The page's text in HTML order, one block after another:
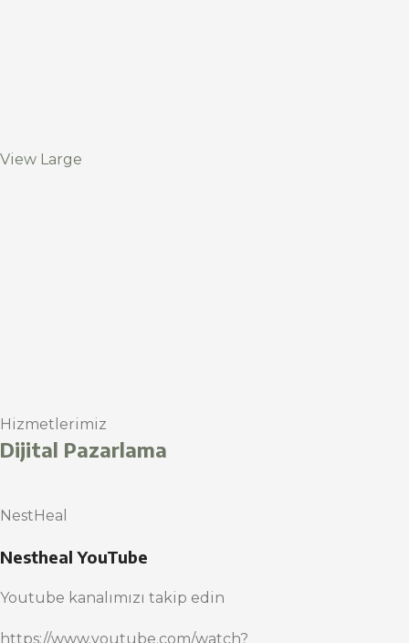
View Large
Hizmetlerimiz
Dijital Pazarlama
NestHeal
Nestheal YouTube
Youtube kanalımızı takip edin
https://www.youtube.com/watch?